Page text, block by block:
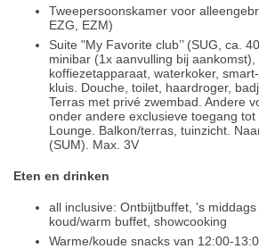
Tweepersoonskamer voor
EZG, EZM)
Suite "My Favorite club’’ (SUG, ca.
minibar (1x aanvulling bij
koffiezetapparaat, waterkoker,
kluis. Douche, toilet, haardroger,
Terras met privé zwembad. Andere
onder andere exclusieve toegang
Lounge. Balkon/terras, tuinzicht.
(SUM). Max. 3V
Eten en drinken
all inclusive: Ontbijtbuffet, 's
koud/warm buffet, showcooking
Warme/koude snacks van 12:00-